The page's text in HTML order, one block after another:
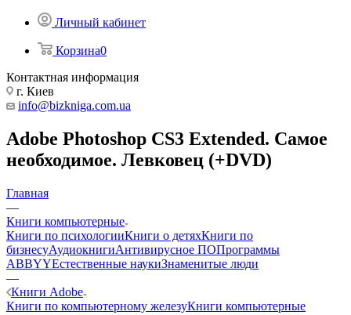
Личный кабинет
Корзина0
Контактная информация
г. Киев
info@bizkniga.com.ua
Adobe Photoshop CS3 Extended. Самое
необходимое. Левковец (+DVD)
Главная
—
Книги компьютерные
Книги по психологииКниги о детяхКниги по
бизнесуАудиокнигиАнтивирусное ПОПрограммы
ABBYYЕстественные наукиЗнаменитые люди
—
Книги Adobe
Книги по компьютерному железуКниги компьютерные